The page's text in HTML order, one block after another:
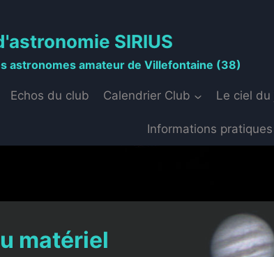
SIRIUS
astronomes amateur de Villefontaine (38)
Echos du club Calendrier Club Le ciel du
Informations pratiques
matériel